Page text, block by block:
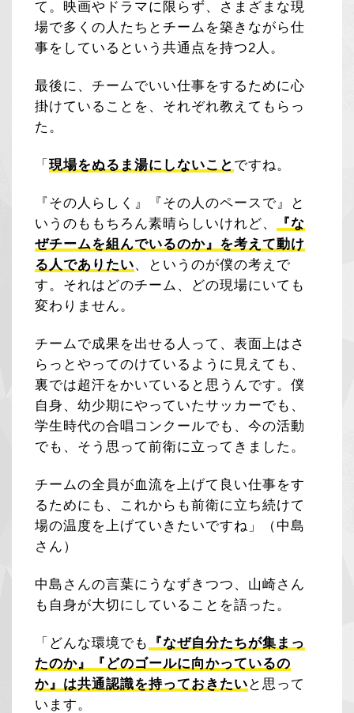
て。映画やドラマに限らず、さまざまな現
場で多くの人たちとチームを築きながら仕
事をしているという共通点を持つ2人。
最後に、チームでいい仕事をするために心
掛けていることを、それぞれ教えてもらっ
た。
「現場をぬるま湯にしないこと ですね。
『その人らしく』『その人のペースで』と
いうのももちろん素晴らしいけれど、
『な
ぜチームを組んでいるのか』を考えて動け
る人でありたい、というのが僕の考えで
す。それはどのチーム、どの現場にいても
変わりません。
チームで成果を出せる人って、表面上はさ
らっとやってのけているように見えても、
裏では超汗をかいていると思うんです。僕
自身、幼少期にやっていたサッカーでも、
学生時代の合唱コンクールでも、今の活動
でも、そう思って前衛に立ってきました。
チームの全員が血流を上げて良い仕事をす
るためにも、これからも前衛に立ち続けて
場の温度を上げていきたいですね」（中島
さん）
中島さんの言葉にうなずきつつ、山崎さん
も自身が大切にしていることを語った。
「どんな環境でも
『なぜ自分たちが集まっ
たのか』『どのゴールに向かっているの
か』は共通認識を持っておきたい と思って
います。